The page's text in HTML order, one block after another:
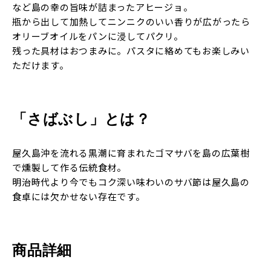
など島の幸の旨味が詰まったアヒージョ。
瓶から出して加熱してニンニクのいい香りが広がったら
オリーブオイルをパンに浸してパクリ。
残った具材はおつまみに。パスタに絡めてもお楽しみい
ただけます。
「さばぶし」とは？
屋久島沖を流れる黒潮に育まれたゴマサバを島の広葉樹
で燻製して作る伝統食材。
明治時代より今でもコク深い味わいのサバ節は屋久島の
食卓には欠かせない存在です。
商品詳細